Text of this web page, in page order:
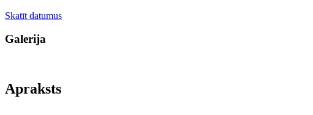
Skatīt datumus
Galerija
Apraksts